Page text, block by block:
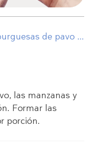
de pavo y manzana con col rizada
las manzanas y
Formar las
porción.